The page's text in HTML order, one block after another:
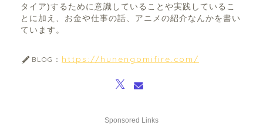
タイア)するために意識していることや実践しているこ
とに加え、お金や仕事の話、アニメの紹介なんかを書い
ています。
BLOG： https://hunengomifire.com/
Sponsored Links